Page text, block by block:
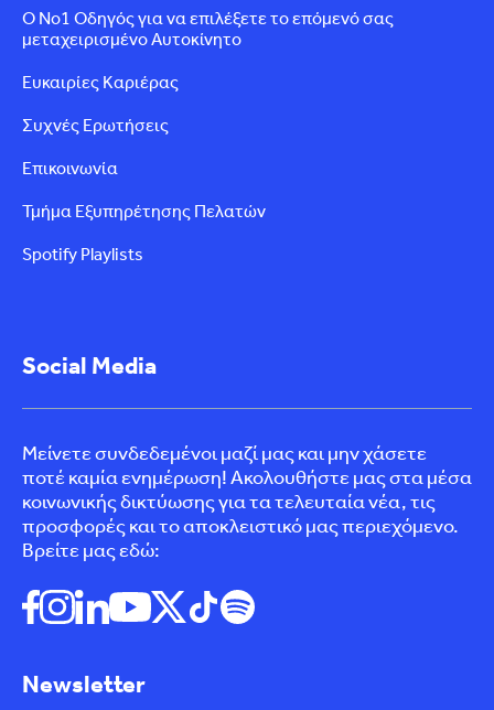
Ο Νο1 Οδηγός για να επιλέξετε το επόμενό σας
μεταχειρισμένο Αυτοκίνητο
Ευκαιρίες Καριέρας
Συχνές Ερωτήσεις
Επικοινωνία
Τμήμα Εξυπηρέτησης Πελατών
Spotify Playlists
Social Media
Μείνετε συνδεδεμένοι μαζί μας και μην χάσετε
ποτέ καμία ενημέρωση! Ακολουθήστε μας στα μέσα
κοινωνικής δικτύωσης για τα τελευταία νέα, τις
προσφορές και το αποκλειστικό μας περιεχόμενο.
Βρείτε μας εδώ:
Newsletter